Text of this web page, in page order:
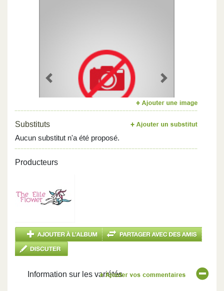
Previous Next
Substituts
Aucun substitut n'a été proposé.
Producteurs
Information sur les variétés